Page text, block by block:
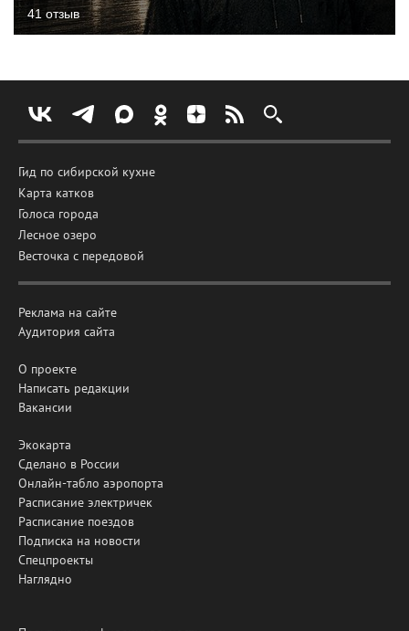
41 отзыв
Гид по сибирской кухне
Карта катков
Голоса города
Лесное озеро
Весточка с передовой
Реклама на сайте
Аудитория сайта
О проекте
Написать редакции
Вакансии
Экокарта
Сделано в России
Онлайн-табло аэропорта
Расписание электричек
Расписание поездов
Подписка на новости
Спецпроекты
Наглядно